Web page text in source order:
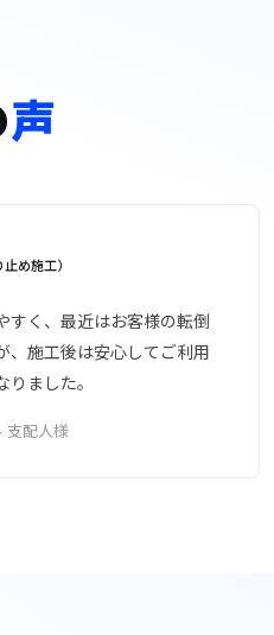
声
止め施工）
すく、最近はお客様の転倒
、施工後は安心してご利用
ました。
支配人様